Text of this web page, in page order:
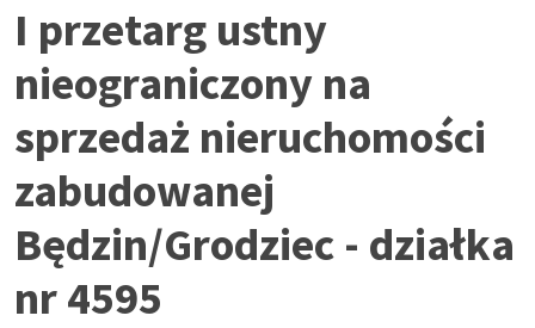
I przetarg ustny
nieograniczony na
sprzedaż nieruchomości
zabudowanej
Będzin/Grodziec - działka
nr 4595